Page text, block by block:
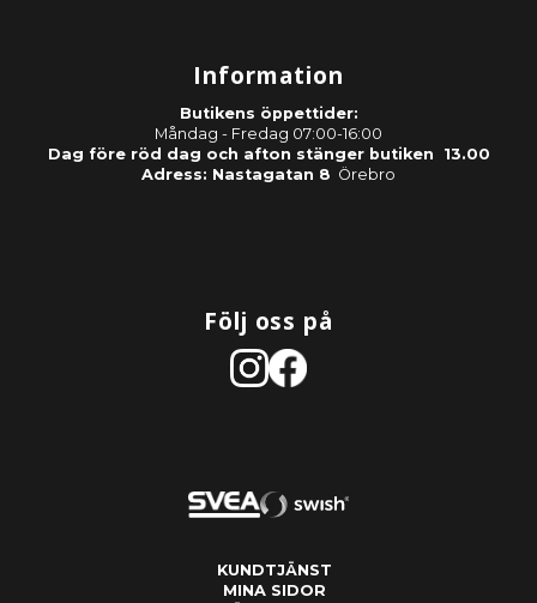
Information
Butikens öppettider:
Måndag - Fredag 07:00-16:00
Dag före röd dag och afton stänger butiken 13.00
Adress: Nastagatan 8 Örebro
Följ oss på
KUNDTJÄNST
MINA SIDOR